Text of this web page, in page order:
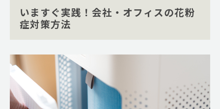
いますぐ実践！会社・オフィスの花粉
症対策方法